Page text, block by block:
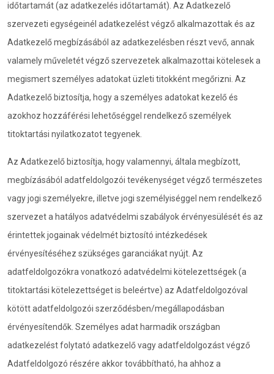
időtartamát (az adatkezelés időtartamát). Az Adatkezelő
szervezeti egységeinél adatkezelést végző alkalmazottak és az
Adatkezelő megbízásából az adatkezelésben részt vevő, annak
valamely műveletét végző szervezetek alkalmazottai kötelesek a
megismert személyes adatokat üzleti titokként megőrizni. Az
Adatkezelő biztosítja, hogy a személyes adatokat kezelő és
azokhoz hozzáférési lehetőséggel rendelkező személyek
titoktartási nyilatkozatot tegyenek.
Az Adatkezelő biztosítja, hogy valamennyi, általa megbízott,
megbízásából adatfeldolgozói tevékenységet végző természetes
vagy jogi személyekre, illetve jogi személyiséggel nem rendelkező
szervezet a hatályos adatvédelmi szabályok érvényesülését és az
érintettek jogainak védelmét biztosító intézkedések
érvényesítéséhez szükséges garanciákat nyújt. Az
adatfeldolgozókra vonatkozó adatvédelmi kötelezettségek (a
titoktartási kötelezettséget is beleértve) az Adatfeldolgozóval
kötött adatfeldolgozói szerződésben/megállapodásban
érvényesítendők. Személyes adat harmadik országban
adatkezelést folytató adatkezelő vagy adatfeldolgozást végző
Adatfeldolgozó részére akkor továbbítható, ha ahhoz a